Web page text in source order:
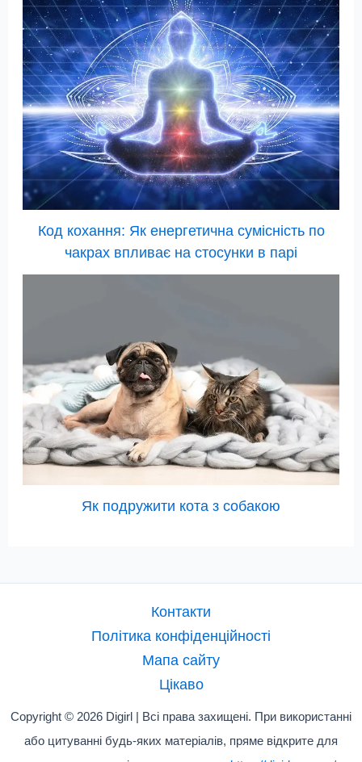
Код кохання: Як енергетична сумісність по
чакрах впливає на стосунки в парі
Як подружити кота з собакою
Контакти
Політика конфіденційності
Мапа сайту
Цікаво
Copyright © 2026 Digirl | Всі права захищені. При використанні
або цитуванні будь-яких матеріалів, пряме відкрите для